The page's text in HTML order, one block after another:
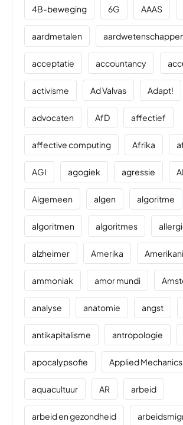
4B-beweging 6G AAAS
aardmetalen
acceptatie accountancy
activisme Ad Valvas Adapt!
advocaten AfD affectief
affective computing Afrika
AGI agogiek agressie AI
Algemeen algen algoritme
algoritmen algoritmes
alzheimer Amerika
ammoniak amor mundi
analyse anatomie angst
antikapitalisme antropologie
apocalypsofie Applied Mechanics
aquacultuur AR arbeid
arbeid en gezondheid